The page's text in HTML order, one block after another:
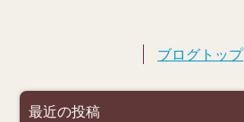
ブログトップ
最近の投稿